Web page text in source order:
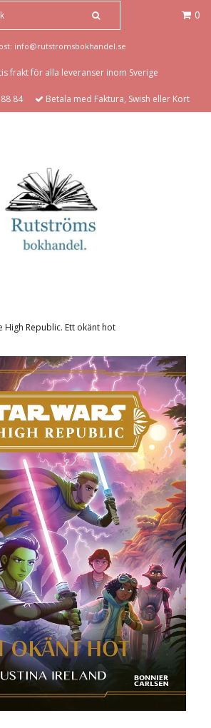
0
info@rutstromsbokhandel.se
frakt för alla leveranser inom Sverige
84 Betala med Faktura, Swish eller Kort
High Republic. Ett okänt hot